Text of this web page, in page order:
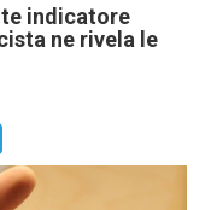
indicatore
ne rivela le